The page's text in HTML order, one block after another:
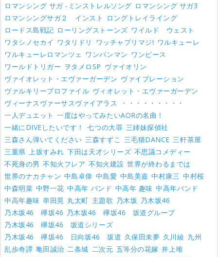
ロマンシング サガ -ミンストレルソング ロマンシング サガ3
ロマンシングサガ２ インスト
ロングトレイライング
ロードス島戦記 ローリングストーンズ ワイルド ウェスト
ワタシノセカイ ワタリドリ ワッチャプリマジ! ワルキューレ
ワルキューレロマンツェ ワンパンマン ワンピース
ワールドトリガー ヲタメロSP ヴァイオリン
ヴァイオレット・エヴァーガーデン ヴァイブレーション
ヴァルキリープロファイル ヴィオレット・エヴァーガーデン
ヴィーナスヴァーサスヴァイアラス
・・・・・・・・・
一人デュエット 一度はやってみたいAORの名曲！
一緒にDIVEしたいです！
七つの大罪 三姉妹探偵社
三森さん弾いてください 三森すずこ 三毛猫DANCE 三軒茶屋
三重県 上坂すみれ 下田は天才シリーズ 不思議コメディー
不死身の男 不知火フレア 不知火建設 世界が終わるまでは
世界のナカチャン 中島卓偉 中島愛 中島美嘉 中村康三 中村桜
中森明菜 中野一花 中高年 バンド 中高年 趣味 中高年バンド
中高年趣味 串田晃 丸太町 主題歌 乃木坂 乃木坂46
乃木坂46 欅坂46 乃木坂46 欅坂46 坂道グループ
乃木坂46 欅坂46 坂道シリーズ
乃木坂46 欅坂46 日向坂46 坂道 久保田未夢 久川綾 九州
乱歩奇譚 亀田誠治 二条城 二次元 五等分の花嫁 井上唯